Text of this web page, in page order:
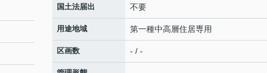
国土法届出 不要
用途地域 第一種中高層住居専用
区画数 - / -